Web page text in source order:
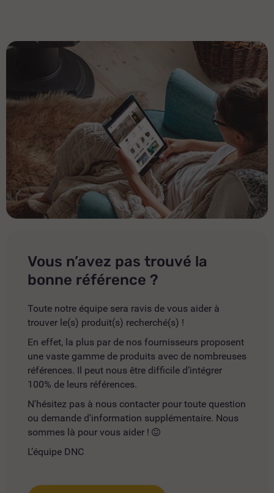
Vous n’avez pas trouvé la
bonne référence ?
Toute notre équipe sera ravis de vous aider à
trouver le(s) produit(s) recherché(s) !
En effet, la plus par de nos fournisseurs proposent
une vaste gamme de produits avec de nombreuses
références. Il peut nous être difficile d’intégrer
100% de leurs références.
N'hésitez pas à nous contacter pour toute question
ou demande d'information supplémentaire. Nous
sommes là pour vous aider !
L’équipe DNC